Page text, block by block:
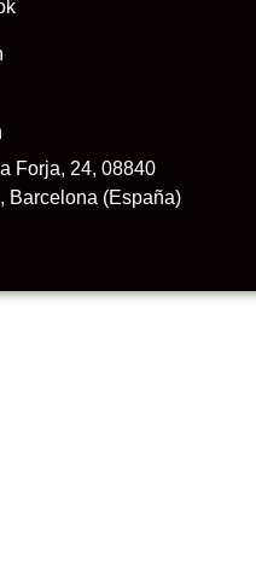
Forja, 24, 08840
Barcelona (España)